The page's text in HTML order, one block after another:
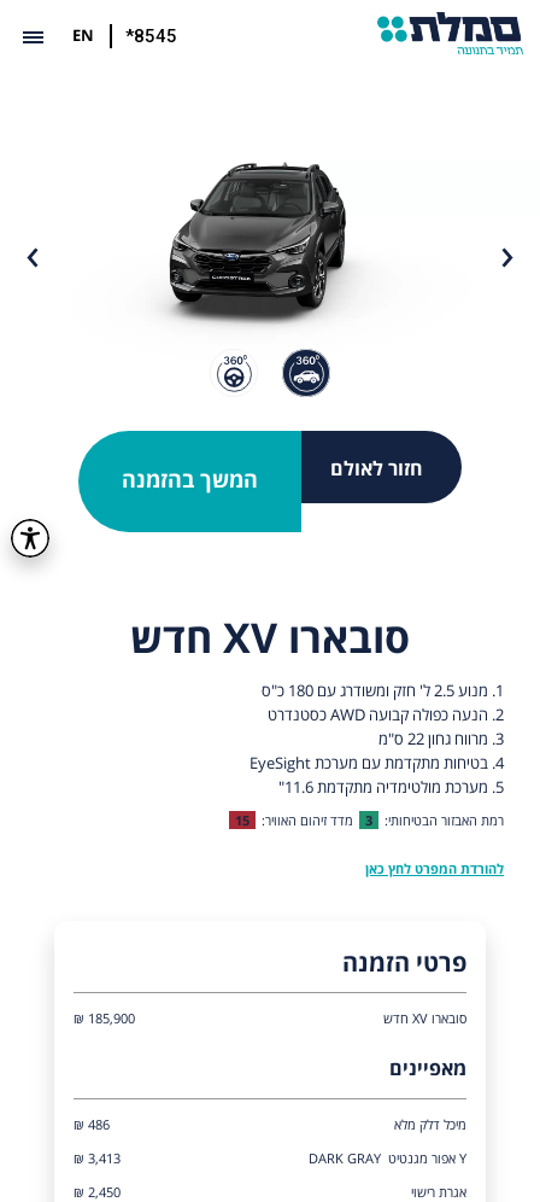
*8545
EN
חזור לאולם המשך בהזמנה
סובארו XV חדש
1. מנוע 2.5 ל' חזק ומשודרג עם 180 כ"ס
2. הנעה כפולה קבועה AWD כסטנדרט
3. מרווח גחון 22 ס"מ
4. בטיחות מתקדמת עם מערכת EyeSight
5. מערכת מולטימדיה מתקדמת 11.6"
רמת האבזור הבטיחותי: 3 מדד זיהום האוויר: 15
להורדת המפרט לחץ כאן
פרטי הזמנה
סובארו XV חדש 185,900 ₪
מאפיינים
מיכל דלק מלא
₪ 486
Y אפור מגנטיט DARK GRAY
₪ 3,413
אגרת רישוי
₪ 2,450